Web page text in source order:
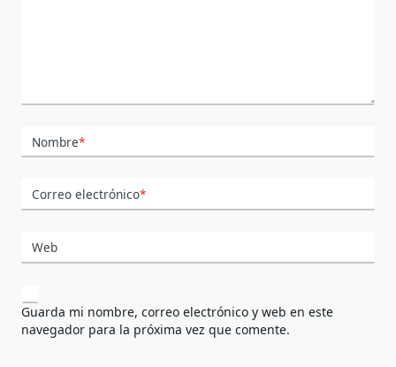
Nombre*
Correo electrónico*
Web
Guarda mi nombre, correo electrónico y web en este
navegador para la próxima vez que comente.